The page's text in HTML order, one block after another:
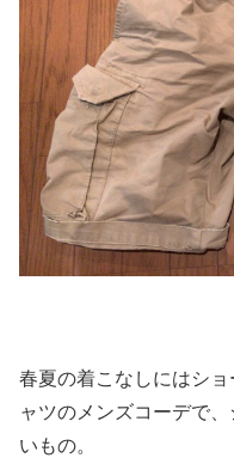
春夏の着こなしにはショ
ャツのメンズコーデで、
いもの。